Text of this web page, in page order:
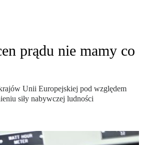
prądu nie mamy co
Unii Europejskiej pod względem
siły nabywczej ludności